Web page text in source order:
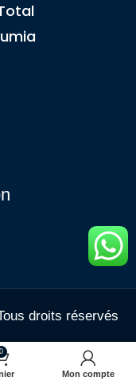
droits réservés
0
Mon compte